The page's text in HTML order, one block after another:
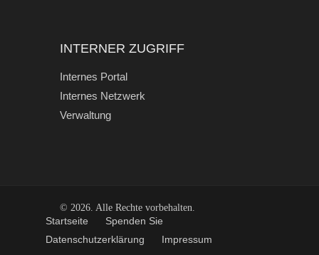
INTERNER ZUGRIFF
Internes Portal
Internes Netzwerk
Verwaltung
© 2026. Alle Rechte vorbehalten.
Start­seite
Spen­den Sie
Daten­schutz­er­klä­rung
Impres­sum